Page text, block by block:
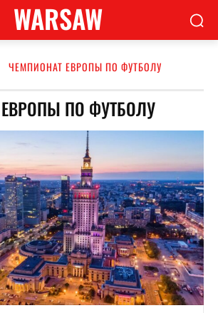
WARSAW
ЧЕМПИОНАТ ЕВРОПЫ ПО ФУТБОЛУ
ПО ФУТБОЛУ